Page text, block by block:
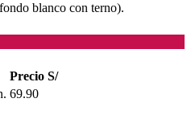
blanco con terno).
Precio S/
69.90